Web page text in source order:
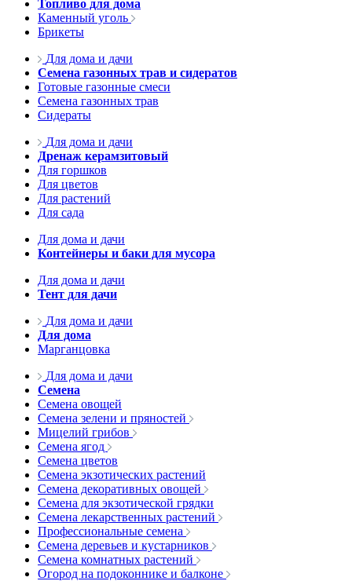
Топливо для дома
Каменный уголь
Брикеты
Для дома и дачи
Семена газонных трав и сидератов
Готовые газонные смеси
Семена газонных трав
Сидераты
Для дома и дачи
Дренаж керамзитовый
Для горшков
Для цветов
Для растений
Для сада
Для дома и дачи
Контейнеры и баки для мусора
Для дома и дачи
Тент для дачи
Для дома и дачи
Для дома
Марганцовка
Для дома и дачи
Семена
Семена овощей
Семена зелени и пряностей
Мицелий грибов
Семена ягод
Семена цветов
Семена экзотических растений
Семена декоративных овощей
Семена для экзотической грядки
Семена лекарственных растений
Профессиональные семена
Семена деревьев и кустарников
Семена комнатных растений
Огород на подоконнике и балконе